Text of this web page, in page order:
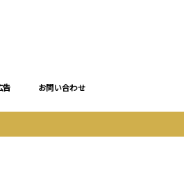
告 お問い合わせ